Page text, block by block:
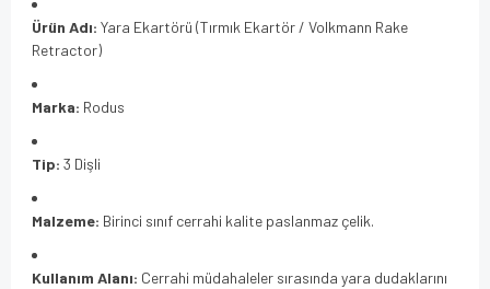
Ürün Adı: Yara Ekartörü (Tırmık Ekartör / Volkmann Rake
Retractor)
Marka: Rodus
Tip: 3 Dişli
Malzeme: Birinci sınıf cerrahi kalite paslanmaz çelik.
Kullanım Alanı: Cerrahi müdahaleler sırasında yara dudaklarını